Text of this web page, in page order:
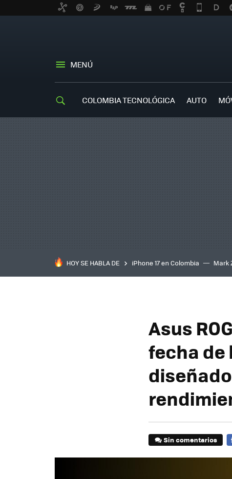
MENÚ
COLOMBIA TECNOLÓGICA AUTO
HOY SE HABLA DE iPhone 17 en Colombia Mark
inteligente
IA TCL C8K
Asus
fecha
Sin comentarios